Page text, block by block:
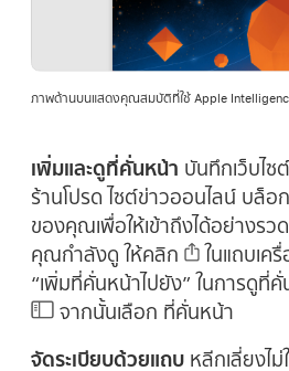
ภาพด้านบนแสดงคุณสมบัติที่ใช้ Apple
เพิ่มและดูที่คั่นหน้า บันทึกเว็บไซ
ร้านโปรด ไซต์ข่าวออนไลน์ บล็อ
ของคุณเพื่อให้เข้าถึงได้อย่างรว
คุณกำลังดู ให้คลิก
ในแถบเค
“เพิ่มที่คั่นหน้าไปยัง” ในการดูที่
จากนั้นเลือก ที่คั่นหน้า
จัดระเบียบด้วยแถบ หลีกเลี่ยงไ